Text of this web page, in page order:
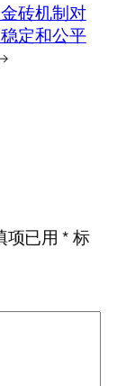
砖机制对
定和公平
项已用*标